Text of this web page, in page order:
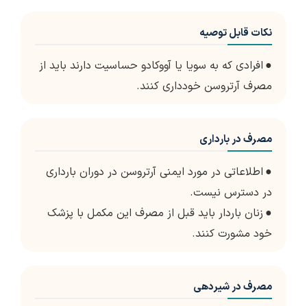
نکات قابل توصیه
● افرادی که به سویا یا آووکادو حساسیت دارند باید از
مصرف آرتروسن خودداری کنند.
مصرف در بارداری
● اطلاعاتی در مورد ایمنی آرتروسن در دوران بارداری
در دسترس نیست.
● زنان باردار باید قبل از مصرف این مکمل با پزشک
خود مشورت کنند.
مصرف در شیردهی